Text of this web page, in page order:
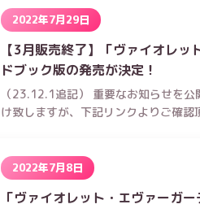
2022年7月29日
【3月販売終了】「ヴァイオレ
ドブック版の発売が決定！
（23.12.1追記） 重要なお知らせを
け致しますが、下記リンクよりご確認
2022年7月8日
「ヴァイオレット・エヴァーガ